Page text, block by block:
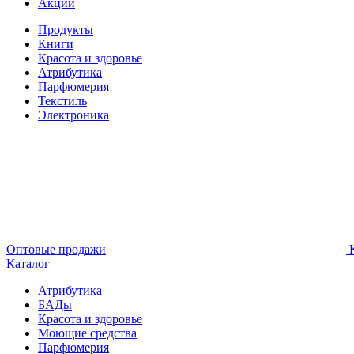
Акции
Продукты
Книги
Красота и здоровье
Атрибутика
Парфюмерия
Текстиль
Электроника
Оптовые продажи
Каталог
Атрибутика
БАДы
Красота и здоровье
Моющие средства
Парфюмерия